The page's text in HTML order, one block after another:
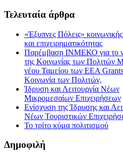
Τελευταία άρθρα
«Έξυπνες Πόλεις»
και επιχειρηματικότητας
Παρέμβαση ΙΝΜΕΚΟ για το
της Κοινωνίας των Πολιτών
νέου Ταμείου των ΕΕΑ Grants
Κοινωνία των Πολιτών,
Ίδρυση και Λειτουργία Νέων
Μικρομεσαίων Επιχειρήσεων
Ενίσχυση της Ίδρυσης και
Νέων Τουριστικών
Το τρίτο κύμα πολιτισμού
Δημοφιλή